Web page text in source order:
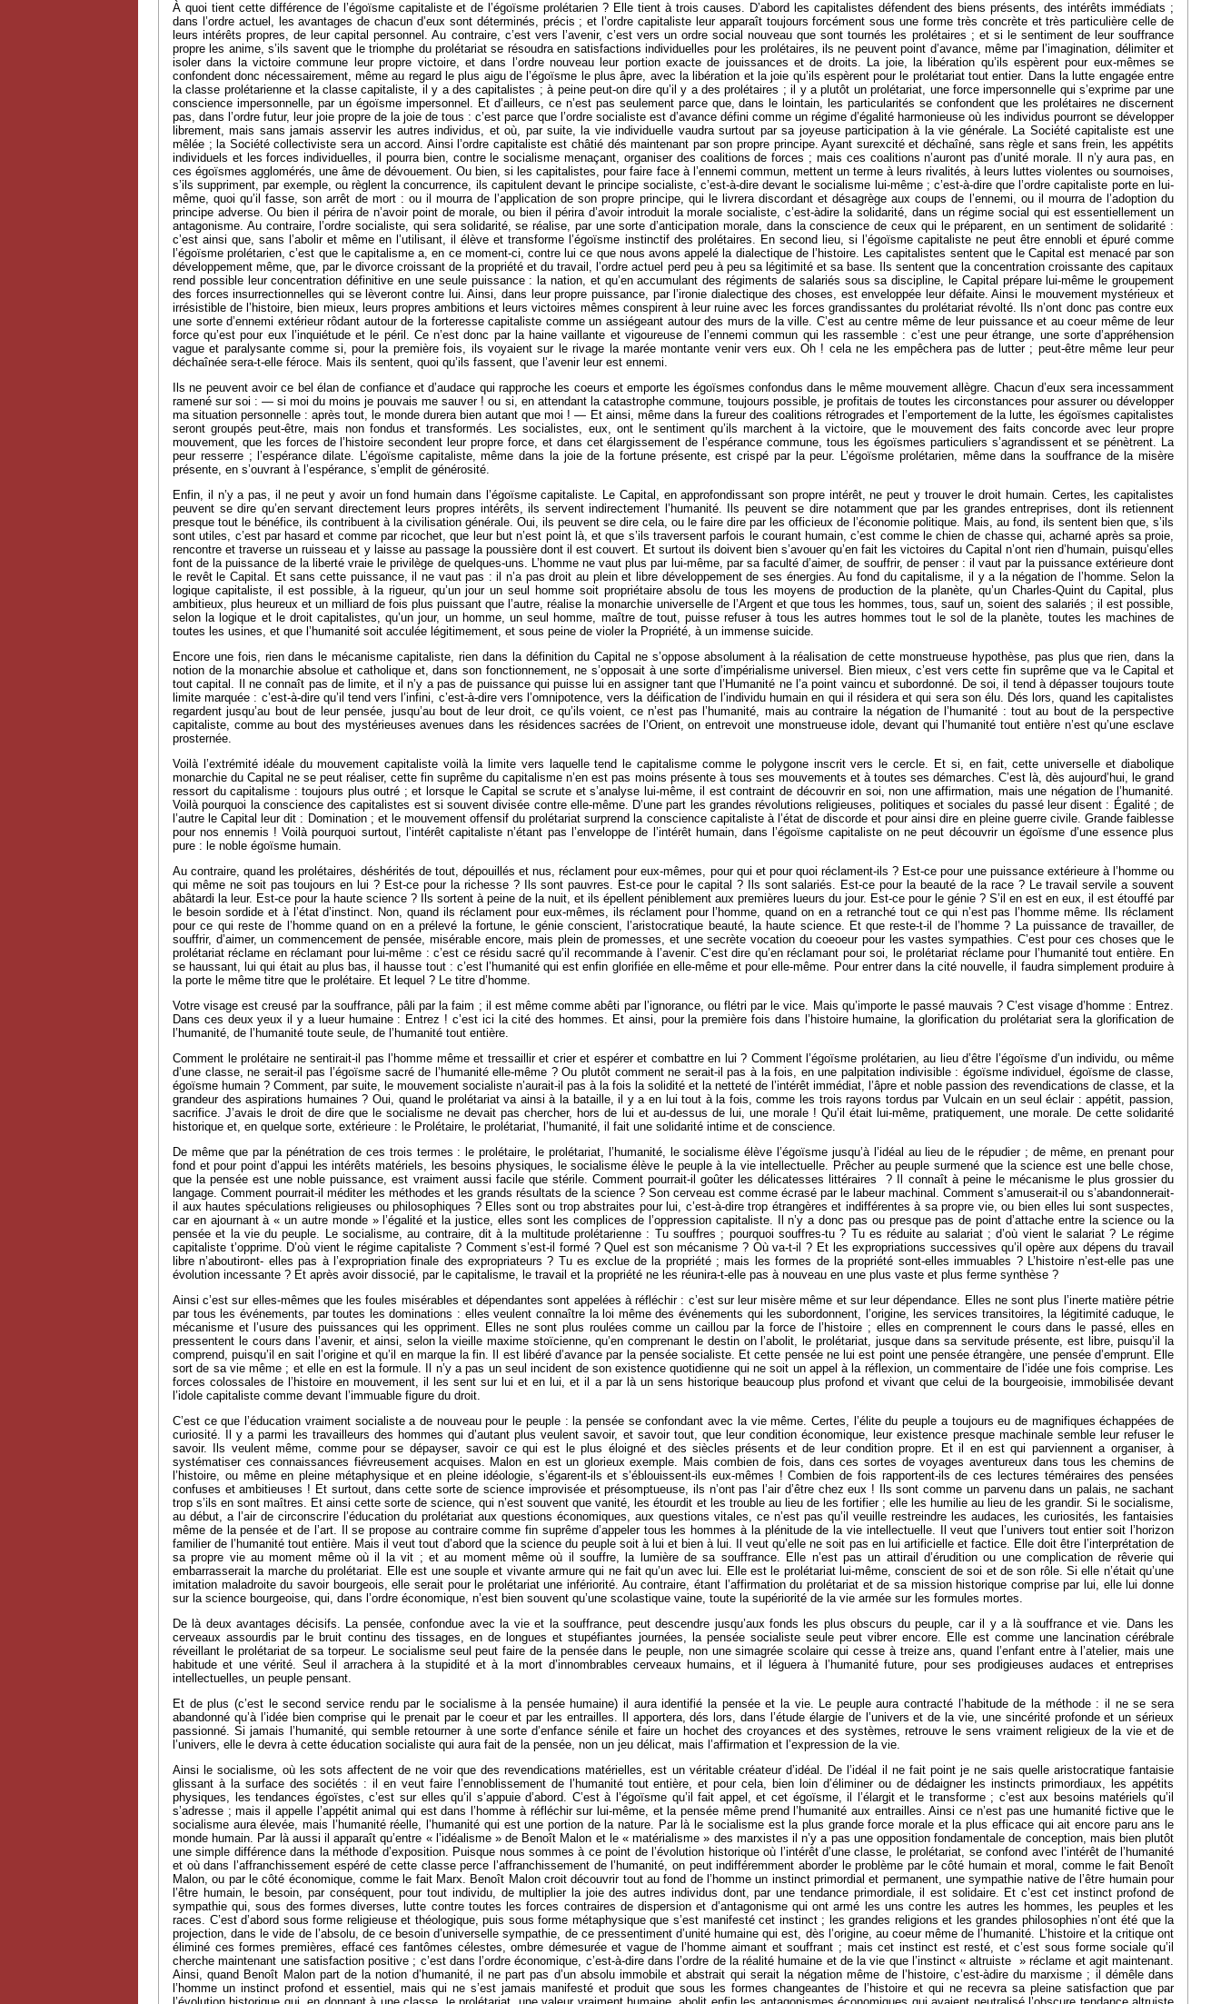
À quoi tient cette différence de l’égoïsme capitaliste et de l’égoïsme prolétarien ? Elle tient à trois causes. D’abord les capitalistes défendent des biens présents, des intérêts immédiats ;
dans l’ordre actuel, les avantages de chacun d’eux sont déterminés, précis ; et l’ordre capitaliste leur apparaît toujours forcément sous une forme très concrète et très particulière celle de
leurs intérêts propres, de leur capital personnel. Au contraire, c’est vers l’avenir, c’est vers un ordre social nouveau que sont tournés les prolétaires ; et si le sentiment de leur souffrance
propre les anime, s’ils savent que le triomphe du prolétariat se résoudra en satisfactions individuelles pour les prolétaires, ils ne peuvent point d’avance, même par l’imagination, délimiter et
isoler dans la victoire commune leur propre victoire, et dans l’ordre nouveau leur portion exacte de jouissances et de droits. La joie, la libération qu’ils espèrent pour eux-mêmes se
confondent donc nécessairement, même au regard le plus aigu de l’égoïsme le plus âpre, avec la libération et la joie qu’ils espèrent pour le prolétariat tout entier. Dans la lutte engagée entre
la classe prolétarienne et la classe capitaliste, il y a des capitalistes ; à peine peut-on dire qu’il y a des prolétaires ; il y a plutôt un prolétariat, une force impersonnelle qui s’exprime par une
conscience impersonnelle, par un égoïsme impersonnel. Et d’ailleurs, ce n’est pas seulement parce que, dans le lointain, les particularités se confondent que les prolétaires ne discernent
pas, dans l’ordre futur, leur joie propre de la joie de tous : c’est parce que l’ordre socialiste est d’avance défini comme un régime d’égalité harmonieuse où les individus pourront se développer
librement, mais sans jamais asservir les autres individus, et où, par suite, la vie individuelle vaudra surtout par sa joyeuse participation à la vie générale. La Société capitaliste est une
mêlée ; la Société collectiviste sera un accord. Ainsi l’ordre capitaliste est châtié dés maintenant par son propre principe. Ayant surexcité et déchaîné, sans règle et sans frein, les appétits
individuels et les forces individuelles, il pourra bien, contre le socialisme menaçant, organiser des coalitions de forces ; mais ces coalitions n’auront pas d’unité morale. Il n’y aura pas, en
ces égoïsmes agglomérés, une âme de dévouement. Ou bien, si les capitalistes, pour faire face à l’ennemi commun, mettent un terme à leurs rivalités, à leurs luttes violentes ou sournoises,
s’ils suppriment, par exemple, ou règlent la concurrence, ils capitulent devant le principe socialiste, c’est-à-dire devant le socialisme lui-même ; c’est-à-dire que l’ordre capitaliste porte en lui-
même, quoi qu’il fasse, son arrêt de mort : ou il mourra de l’application de son propre principe, qui le livrera discordant et désagrège aux coups de l’ennemi, ou il mourra de l’adoption du
principe adverse. Ou bien il périra de n’avoir point de morale, ou bien il périra d’avoir introduit la morale socialiste, c’est-àdire la solidarité, dans un régime social qui est essentiellement un
antagonisme. Au contraire, l’ordre socialiste, qui sera solidarité, se réalise, par une sorte d’anticipation morale, dans la conscience de ceux qui le préparent, en un sentiment de solidarité :
c’est ainsi que, sans l’abolir et même en l’utilisant, il élève et transforme l’égoïsme instinctif des prolétaires. En second lieu, si l’égoïsme capitaliste ne peut être ennobli et épuré comme
l’égoïsme prolétarien, c’est que le capitalisme a, en ce moment-ci, contre lui ce que nous avons appelé la dialectique de l’histoire. Les capitalistes sentent que le Capital est menacé par son
développement même, que, par le divorce croissant de la propriété et du travail, l’ordre actuel perd peu à peu sa légitimité et sa base. Ils sentent que la concentration croissante des capitaux
rend possible leur concentration définitive en une seule puissance : la nation, et qu’en accumulant des régiments de salariés sous sa discipline, le Capital prépare lui-même le groupement
des forces insurrectionnelles qui se lèveront contre lui. Ainsi, dans leur propre puissance, par l’ironie dialectique des choses, est enveloppée leur défaite. Ainsi le mouvement mystérieux et
irrésistible de l’histoire, bien mieux, leurs propres ambitions et leurs victoires mêmes conspirent à leur ruine avec les forces grandissantes du prolétariat révolté. Ils n’ont donc pas contre eux
une sorte d’ennemi extérieur rôdant autour de la forteresse capitaliste comme un assiégeant autour des murs de la ville. C’est au centre même de leur puissance et au coeur même de leur
force qu’est pour eux l’inquiétude et le péril. Ce n’est donc par la haine vaillante et vigoureuse de l’ennemi commun qui les rassemble : c’est une peur étrange, une sorte d’appréhension
vague et paralysante comme si, pour la première fois, ils voyaient sur le rivage la marée montante venir vers eux. Oh ! cela ne les empêchera pas de lutter ; peut-être même leur peur
déchaînée sera-t-elle féroce. Mais ils sentent, quoi qu’ils fassent, que l’avenir leur est ennemi.
Ils ne peuvent avoir ce bel élan de confiance et d’audace qui rapproche les coeurs et emporte les égoïsmes confondus dans le même mouvement allègre. Chacun d’eux sera incessamment
ramené sur soi : — si moi du moins je pouvais me sauver ! ou si, en attendant la catastrophe commune, toujours possible, je profitais de toutes les circonstances pour assurer ou développer
ma situation personnelle : après tout, le monde durera bien autant que moi ! — Et ainsi, même dans la fureur des coalitions rétrogrades et l’emportement de la lutte, les égoïsmes capitalistes
seront groupés peut-être, mais non fondus et transformés. Les socialistes, eux, ont le sentiment qu’ils marchent à la victoire, que le mouvement des faits concorde avec leur propre
mouvement, que les forces de l’histoire secondent leur propre force, et dans cet élargissement de l’espérance commune, tous les égoïsmes particuliers s’agrandissent et se pénètrent. La
peur resserre ; l’espérance dilate. L’égoïsme capitaliste, même dans la joie de la fortune présente, est crispé par la peur. L’égoïsme prolétarien, même dans la souffrance de la misère
présente, en s’ouvrant à l’espérance, s’emplit de générosité.
Enfin, il n’y a pas, il ne peut y avoir un fond humain dans l’égoïsme capitaliste. Le Capital, en approfondissant son propre intérêt, ne peut y trouver le droit humain. Certes, les capitalistes
peuvent se dire qu’en servant directement leurs propres intérêts, ils servent indirectement l’humanité. Ils peuvent se dire notamment que par les grandes entreprises, dont ils retiennent
presque tout le bénéfice, ils contribuent à la civilisation générale. Oui, ils peuvent se dire cela, ou le faire dire par les officieux de l’économie politique. Mais, au fond, ils sentent bien que, s’ils
sont utiles, c’est par hasard et comme par ricochet, que leur but n’est point là, et que s’ils traversent parfois le courant humain, c’est comme le chien de chasse qui, acharné après sa proie,
rencontre et traverse un ruisseau et y laisse au passage la poussière dont il est couvert. Et surtout ils doivent bien s’avouer qu’en fait les victoires du Capital n’ont rien d’humain, puisqu’elles
font de la puissance de la liberté vraie le privilège de quelques-uns. L’homme ne vaut plus par lui-même, par sa faculté d’aimer, de souffrir, de penser : il vaut par la puissance extérieure dont
le revêt le Capital. Et sans cette puissance, il ne vaut pas : il n’a pas droit au plein et libre développement de ses énergies. Au fond du capitalisme, il y a la négation de l’homme. Selon la
logique capitaliste, il est possible, à la rigueur, qu’un jour un seul homme soit propriétaire absolu de tous les moyens de production de la planète, qu’un Charles-Quint du Capital, plus
ambitieux, plus heureux et un milliard de fois plus puissant que l’autre, réalise la monarchie universelle de l’Argent et que tous les hommes, tous, sauf un, soient des salariés ; il est possible,
selon la logique et le droit capitalistes, qu’un jour, un homme, un seul homme, maître de tout, puisse refuser à tous les autres hommes tout le sol de la planète, toutes les machines de
toutes les usines, et que l’humanité soit acculée légitimement, et sous peine de violer la Propriété, à un immense suicide.
Encore une fois, rien dans le mécanisme capitaliste, rien dans la définition du Capital ne s’oppose absolument à la réalisation de cette monstrueuse hypothèse, pas plus que rien, dans la
notion de la monarchie absolue et catholique et, dans son fonctionnement, ne s’opposait à une sorte d’impérialisme universel. Bien mieux, c’est vers cette fin suprême que va le Capital et
tout capital. Il ne connaît pas de limite, et il n’y a pas de puissance qui puisse lui en assigner tant que l’Humanité ne l’a point vaincu et subordonné. De soi, il tend à dépasser toujours toute
limite marquée : c’est-à-dire qu’il tend vers l’infini, c’est-à-dire vers l’omnipotence, vers la déification de l’individu humain en qui il résidera et qui sera son élu. Dés lors, quand les capitalistes
regardent jusqu’au bout de leur pensée, jusqu’au bout de leur droit, ce qu’ils voient, ce n’est pas l’humanité, mais au contraire la négation de l’humanité : tout au bout de la perspective
capitaliste, comme au bout des mystérieuses avenues dans les résidences sacrées de l’Orient, on entrevoit une monstrueuse idole, devant qui l’humanité tout entière n’est qu’une esclave
prosternée.
Voilà l’extrémité idéale du mouvement capitaliste voilà la limite vers laquelle tend le capitalisme comme le polygone inscrit vers le cercle. Et si, en fait, cette universelle et diabolique
monarchie du Capital ne se peut réaliser, cette fin suprême du capitalisme n’en est pas moins présente à tous ses mouvements et à toutes ses démarches. C’est là, dès aujourd’hui, le grand
ressort du capitalisme : toujours plus outré ; et lorsque le Capital se scrute et s’analyse lui-même, il est contraint de découvrir en soi, non une affirmation, mais une négation de l’humanité.
Voilà pourquoi la conscience des capitalistes est si souvent divisée contre elle-même. D’une part les grandes révolutions religieuses, politiques et sociales du passé leur disent : Égalité ; de
l’autre le Capital leur dit : Domination ; et le mouvement offensif du prolétariat surprend la conscience capitaliste à l’état de discorde et pour ainsi dire en pleine guerre civile. Grande faiblesse
pour nos ennemis ! Voilà pourquoi surtout, l’intérêt capitaliste n’étant pas l’enveloppe de l’intérêt humain, dans l’égoïsme capitaliste on ne peut découvrir un égoïsme d’une essence plus
pure : le noble égoïsme humain.
Au contraire, quand les prolétaires, déshérités de tout, dépouillés et nus, réclament pour eux-mêmes, pour qui et pour quoi réclament-ils ? Est-ce pour une puissance extérieure à l’homme ou
qui même ne soit pas toujours en lui ? Est-ce pour la richesse ? Ils sont pauvres. Est-ce pour le capital ? Ils sont salariés. Est-ce pour la beauté de la race ? Le travail servile a souvent
abâtardi la leur. Est-ce pour la haute science ? Ils sortent à peine de la nuit, et ils épellent péniblement aux premières lueurs du jour. Est-ce pour le génie ? S’il en est en eux, il est étouffé par
le besoin sordide et à l’état d’instinct. Non, quand ils réclament pour eux-mêmes, ils réclament pour l’homme, quand on en a retranché tout ce qui n’est pas l’homme même. Ils réclament
pour ce qui reste de l’homme quand on en a prélevé la fortune, le génie conscient, l’aristocratique beauté, la haute science. Et que reste-t-il de l’homme ? La puissance de travailler, de
souffrir, d’aimer, un commencement de pensée, misérable encore, mais plein de promesses, et une secrète vocation du coeoeur pour les vastes sympathies. C’est pour ces choses que le
prolétariat réclame en réclamant pour lui-même : c’est ce résidu sacré qu’il recommande à l’avenir. C’est dire qu’en réclamant pour soi, le prolétariat réclame pour l’humanité tout entière. En
se haussant, lui qui était au plus bas, il hausse tout : c’est l’humanité qui est enfin glorifiée en elle-même et pour elle-même. Pour entrer dans la cité nouvelle, il faudra simplement produire à
la porte le même titre que le prolétaire. Et lequel ? Le titre d’homme.
Votre visage est creusé par la souffrance, pâli par la faim ; il est même comme abêti par l’ignorance, ou flétri par le vice. Mais qu’importe le passé mauvais ? C’est visage d’homme : Entrez.
Dans ces deux yeux il y a lueur humaine : Entrez ! c’est ici la cité des hommes. Et ainsi, pour la première fois dans l’histoire humaine, la glorification du prolétariat sera la glorification de
l’humanité, de l’humanité toute seule, de l’humanité tout entière.
Comment le prolétaire ne sentirait-il pas l’homme même et tressaillir et crier et espérer et combattre en lui ? Comment l’égoïsme prolétarien, au lieu d’être l’égoïsme d’un individu, ou même
d’une classe, ne serait-il pas l’égoïsme sacré de l’humanité elle-même ? Ou plutôt comment ne serait-il pas à la fois, en une palpitation indivisible : égoïsme individuel, égoïsme de classe,
égoïsme humain ? Comment, par suite, le mouvement socialiste n’aurait-il pas à la fois la solidité et la netteté de l’intérêt immédiat, l’âpre et noble passion des revendications de classe, et la
grandeur des aspirations humaines ? Oui, quand le prolétariat va ainsi à la bataille, il y a en lui tout à la fois, comme les trois rayons tordus par Vulcain en un seul éclair : appétit, passion,
sacrifice. J’avais le droit de dire que le socialisme ne devait pas chercher, hors de lui et au-dessus de lui, une morale ! Qu’il était lui-même, pratiquement, une morale. De cette solidarité
historique et, en quelque sorte, extérieure : le Prolétaire, le prolétariat, l’humanité, il fait une solidarité intime et de conscience.
De même que par la pénétration de ces trois termes : le prolétaire, le prolétariat, l’humanité, le socialisme élève l’égoïsme jusqu’à l’idéal au lieu de le répudier ; de même, en prenant pour
fond et pour point d’appui les intérêts matériels, les besoins physiques, le socialisme élève le peuple à la vie intellectuelle. Prêcher au peuple surmené que la science est une belle chose,
que la pensée est une noble puissance, est vraiment aussi facile que stérile. Comment pourrait-il goûter les délicatesses littéraires ? Il connaît à peine le mécanisme le plus grossier du
langage. Comment pourrait-il méditer les méthodes et les grands résultats de la science ? Son cerveau est comme écrasé par le labeur machinal. Comment s’amuserait-il ou s’abandonnerait-
il aux hautes spéculations religieuses ou philosophiques ? Elles sont ou trop abstraites pour lui, c’est-à-dire trop étrangères et indifférentes à sa propre vie, ou bien elles lui sont suspectes,
car en ajournant à « un autre monde » l’égalité et la justice, elles sont les complices de l’oppression capitaliste. Il n’y a donc pas ou presque pas de point d’attache entre la science ou la
pensée et la vie du peuple. Le socialisme, au contraire, dit à la multitude prolétarienne : Tu souffres ; pourquoi souffres-tu ? Tu es réduite au salariat ; d’où vient le salariat ? Le régime
capitaliste t’opprime. D’où vient le régime capitaliste ? Comment s’est-il formé ? Quel est son mécanisme ? Où va-t-il ? Et les expropriations successives qu’il opère aux dépens du travail
libre n’aboutiront- elles pas à l’expropriation finale des expropriateurs ? Tu es exclue de la propriété ; mais les formes de la propriété sont-elles immuables ? L’histoire n’est-elle pas une
évolution incessante ? Et après avoir dissocié, par le capitalisme, le travail et la propriété ne les réunira-t-elle pas à nouveau en une plus vaste et plus ferme synthèse ?
Ainsi c’est sur elles-mêmes que les foules misérables et dépendantes sont appelées à réfléchir : c’est sur leur misère même et sur leur dépendance. Elles ne sont plus l’inerte matière pétrie
par tous les événements, par toutes les dominations : elles veulent connaître la loi même des événements qui les subordonnent, l’origine, les services transitoires, la légitimité caduque, le
mécanisme et l’usure des puissances qui les oppriment. Elles ne sont plus roulées comme un caillou par la force de l’histoire ; elles en comprennent le cours dans le passé, elles en
pressentent le cours dans l’avenir, et ainsi, selon la vieille maxime stoïcienne, qu’en comprenant le destin on l’abolit, le prolétariat, jusque dans sa servitude présente, est libre, puisqu’il la
comprend, puisqu’il en sait l’origine et qu’il en marque la fin. Il est libéré d’avance par la pensée socialiste. Et cette pensée ne lui est point une pensée étrangère, une pensée d’emprunt. Elle
sort de sa vie même ; et elle en est la formule. Il n’y a pas un seul incident de son existence quotidienne qui ne soit un appel à la réflexion, un commentaire de l’idée une fois comprise. Les
forces colossales de l’histoire en mouvement, il les sent sur lui et en lui, et il a par là un sens historique beaucoup plus profond et vivant que celui de la bourgeoisie, immobilisée devant
l’idole capitaliste comme devant l’immuable figure du droit.
C’est ce que l’éducation vraiment socialiste a de nouveau pour le peuple : la pensée se confondant avec la vie même. Certes, l’élite du peuple a toujours eu de magnifiques échappées de
curiosité. Il y a parmi les travailleurs des hommes qui d’autant plus veulent savoir, et savoir tout, que leur condition économique, leur existence presque machinale semble leur refuser le
savoir. Ils veulent même, comme pour se dépayser, savoir ce qui est le plus éloigné et des siècles présents et de leur condition propre. Et il en est qui parviennent a organiser, à
systématiser ces connaissances fiévreusement acquises. Malon en est un glorieux exemple. Mais combien de fois, dans ces sortes de voyages aventureux dans tous les chemins de
l’histoire, ou même en pleine métaphysique et en pleine idéologie, s’égarent-ils et s’éblouissent-ils eux-mêmes ! Combien de fois rapportent-ils de ces lectures téméraires des pensées
confuses et ambitieuses ! Et surtout, dans cette sorte de science improvisée et présomptueuse, ils n’ont pas l’air d’être chez eux ! Ils sont comme un parvenu dans un palais, ne sachant
trop s’ils en sont maîtres. Et ainsi cette sorte de science, qui n’est souvent que vanité, les étourdit et les trouble au lieu de les fortifier ; elle les humilie au lieu de les grandir. Si le socialisme,
au début, a l’air de circonscrire l’éducation du prolétariat aux questions économiques, aux questions vitales, ce n’est pas qu’il veuille restreindre les audaces, les curiosités, les fantaisies
même de la pensée et de l’art. Il se propose au contraire comme fin suprême d’appeler tous les hommes à la plénitude de la vie intellectuelle. Il veut que l’univers tout entier soit l’horizon
familier de l’humanité tout entière. Mais il veut tout d’abord que la science du peuple soit à lui et bien à lui. Il veut qu’elle ne soit pas en lui artificielle et factice. Elle doit être l’interprétation de
sa propre vie au moment même où il la vit ; et au moment même où il souffre, la lumière de sa souffrance. Elle n’est pas un attirail d’érudition ou une complication de rêverie qui
embarrasserait la marche du prolétariat. Elle est une souple et vivante armure qui ne fait qu’un avec lui. Elle est le prolétariat lui-même, conscient de soi et de son rôle. Si elle n’était qu’une
imitation maladroite du savoir bourgeois, elle serait pour le prolétariat une infériorité. Au contraire, étant l’affirmation du prolétariat et de sa mission historique comprise par lui, elle lui donne
sur la science bourgeoise, qui, dans l’ordre économique, n’est bien souvent qu’une scolastique vaine, toute la supériorité de la vie armée sur les formules mortes.
De là deux avantages décisifs. La pensée, confondue avec la vie et la souffrance, peut descendre jusqu’aux fonds les plus obscurs du peuple, car il y a là souffrance et vie. Dans les
cerveaux assourdis par le bruit continu des tissages, en de longues et stupéfiantes journées, la pensée socialiste seule peut vibrer encore. Elle est comme une lancination cérébrale
réveillant le prolétariat de sa torpeur. Le socialisme seul peut faire de la pensée dans le peuple, non une simagrée scolaire qui cesse à treize ans, quand l’enfant entre à l’atelier, mais une
habitude et une vérité. Seul il arrachera à la stupidité et à la mort d’innombrables cerveaux humains, et il léguera à l’humanité future, pour ses prodigieuses audaces et entreprises
intellectuelles, un peuple pensant.
Et de plus (c’est le second service rendu par le socialisme à la pensée humaine) il aura identifié la pensée et la vie. Le peuple aura contracté l’habitude de la méthode : il ne se sera
abandonné qu’à l’idée bien comprise qui le prenait par le coeur et par les entrailles. Il apportera, dés lors, dans l’étude élargie de l’univers et de la vie, une sincérité profonde et un sérieux
passionné. Si jamais l’humanité, qui semble retourner à une sorte d’enfance sénile et faire un hochet des croyances et des systèmes, retrouve le sens vraiment religieux de la vie et de
l’univers, elle le devra à cette éducation socialiste qui aura fait de la pensée, non un jeu délicat, mais l’affirmation et l’expression de la vie.
Ainsi le socialisme, où les sots affectent de ne voir que des revendications matérielles, est un véritable créateur d’idéal. De l’idéal il ne fait point je ne sais quelle aristocratique fantaisie
glissant à la surface des sociétés : il en veut faire l’ennoblissement de l’humanité tout entière, et pour cela, bien loin d’éliminer ou de dédaigner les instincts primordiaux, les appétits
physiques, les tendances égoïstes, c’est sur elles qu’il s’appuie d’abord. C’est à l’égoïsme qu’il fait appel, et cet égoïsme, il l’élargit et le transforme ; c’est aux besoins matériels qu’il
s’adresse ; mais il appelle l’appétit animal qui est dans l’homme à réfléchir sur lui-même, et la pensée même prend l’humanité aux entrailles. Ainsi ce n’est pas une humanité fictive que le
socialisme aura élevée, mais l’humanité réelle, l’humanité qui est une portion de la nature. Par là le socialisme est la plus grande force morale et la plus efficace qui ait encore paru ans le
monde humain. Par là aussi il apparaît qu’entre « l’idéalisme » de Benoît Malon et le « matérialisme » des marxistes il n’y a pas une opposition fondamentale de conception, mais bien plutôt
une simple différence dans la méthode d’exposition. Puisque nous sommes à ce point de l’évolution historique où l’intérêt d’une classe, le prolétariat, se confond avec l’intérêt de l’humanité
et où dans l’affranchissement espéré de cette classe perce l’affranchissement de l’humanité, on peut indifféremment aborder le problème par le côté humain et moral, comme le fait Benoît
Malon, ou par le côté économique, comme le fait Marx. Benoît Malon croit découvrir tout au fond de l’homme un instinct primordial et permanent, une sympathie native de l’être humain pour
l’être humain, le besoin, par conséquent, pour tout individu, de multiplier la joie des autres individus dont, par une tendance primordiale, il est solidaire. Et c’est cet instinct profond de
sympathie qui, sous des formes diverses, lutte contre toutes les forces contraires de dispersion et d’antagonisme qui ont armé les uns contre les autres les hommes, les peuples et les
races. C’est d’abord sous forme religieuse et théologique, puis sous forme métaphysique que s’est manifesté cet instinct ; les grandes religions et les grandes philosophies n’ont été que la
projection, dans le vide de l’absolu, de ce besoin d’universelle sympathie, de ce pressentiment d’unité humaine qui est, dès l’origine, au coeur même de l’humanité. L’histoire et la critique ont
éliminé ces formes premières, effacé ces fantômes célestes, ombre démesurée et vague de l’homme aimant et souffrant ; mais cet instinct est resté, et c’est sous forme sociale qu’il
cherche maintenant une satisfaction positive ; c’est dans l’ordre économique, c’est-à-dire dans l’ordre de la réalité humaine et de la vie que l’instinct « altruiste » réclame et agit maintenant.
Ainsi, quand Benoît Malon part de la notion d’humanité, il ne part pas d’un absolu immobile et abstrait qui serait la négation même de l’histoire, c’est-àdire du marxisme ; il démêle dans
l’homme un instinct profond et essentiel, mais qui ne s’est jamais manifesté et produit que sous les formes changeantes de l’histoire et qui ne recevra sa pleine satisfaction que par